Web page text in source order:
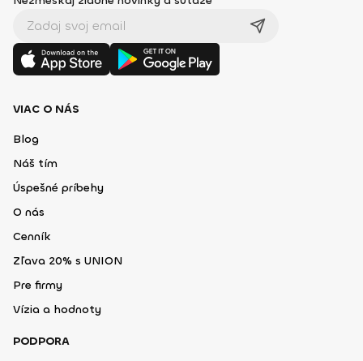
VIAC O NÁS
Blog
Náš tím
Úspešné príbehy
O nás
Cenník
Zľava 20% s UNION
Pre firmy
Vízia a hodnoty
PODPORA